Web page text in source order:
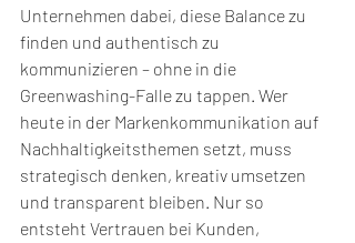
Unternehmen dabei, diese Balance zu
finden und authentisch zu
kommunizieren – ohne in die
Greenwashing-Falle zu tappen. Wer
heute in der Markenkommunikation auf
Nachhaltigkeitsthemen setzt, muss
strategisch denken, kreativ umsetzen
und transparent bleiben. Nur so
entsteht Vertrauen bei Kunden,